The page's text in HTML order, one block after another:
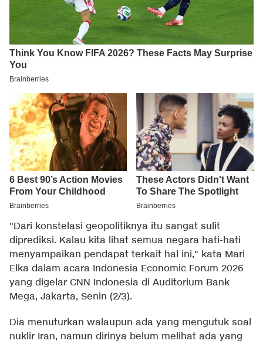
"Dari konstelasi geopolitiknya itu sangat sulit
diprediksi. Kalau kita lihat semua negara hati-hati
menyampaikan pendapat terkait hal ini," kata Mari
Elka dalam acara Indonesia Economic Forum 2026
yang digelar CNN Indonesia di Auditorium Bank
Mega, Jakarta, Senin (2/3).
Dia menuturkan walaupun ada yang mengutuk soal
nuklir Iran, namun dirinya belum melihat ada yang